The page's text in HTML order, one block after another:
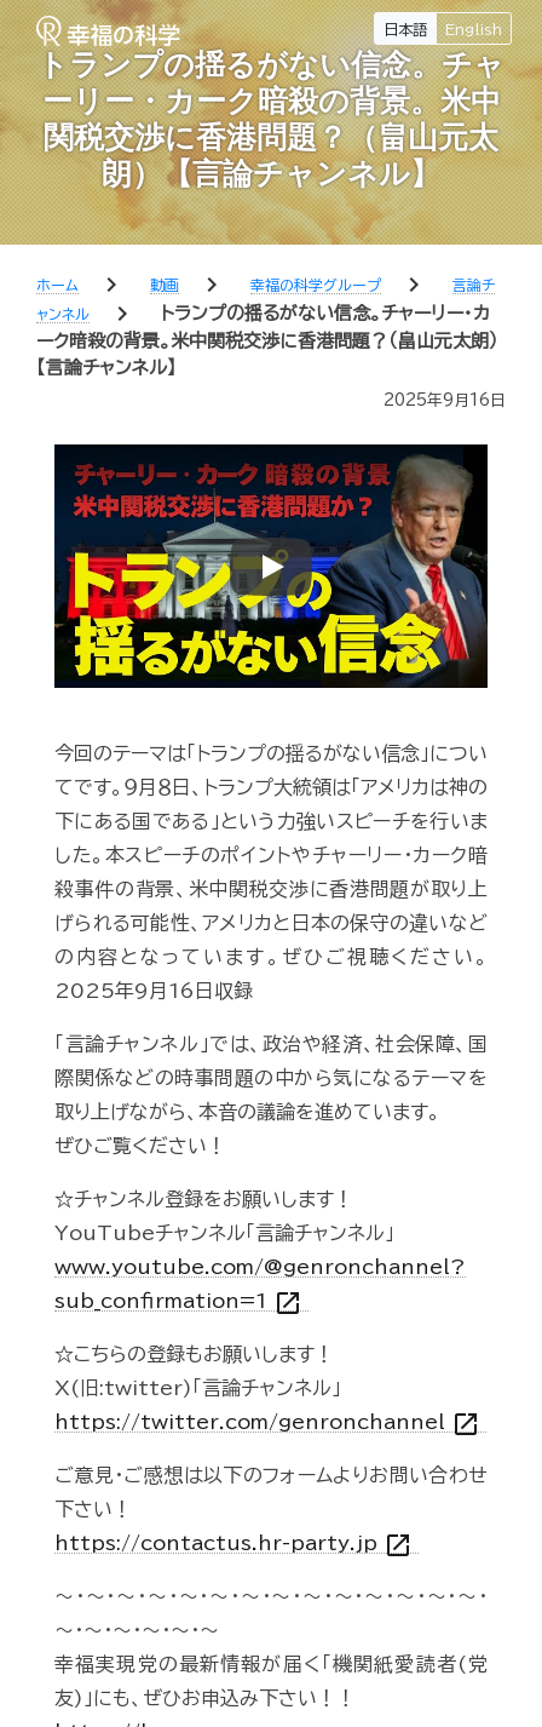
日本語 English
トランプの揺るがない信念。チャ
ーリー・カーク暗殺の背景。米中
関税交渉に香港問題？（畠山元太
朗）【言論チャンネル】
ホーム chevron_right 動画 chevron_right 幸福の科学グループ chevron_right
言論チ
ャンネル
chevron_right
トランプの揺るがない信念。チャーリー・カ
ーク暗殺の背景。米中関税交渉に香港問題？（畠山元太朗）
【言論チャンネル】
2025年9月16日
Play
今回のテーマは「トランプの揺るがない信念」につい
てです。９月８日、トランプ大統領は「アメリカは神の
下にある国である」という力強いスピーチを行いま
した。本スピーチのポイントやチャーリー・カーク暗
殺事件の背景、米中関税交渉に香港問題が取り上
げられる可能性、アメリカと日本の保守の違いなど
の内容となっています。ぜひご視聴ください。
2025年9月16日収録
「言論チャンネル」では、政治や経済、社会保障、国
際関係などの時事問題の中から気になるテーマを
取り上げながら、本音の議論を進めています。
ぜひご覧ください！
☆チャンネル登録をお願いします！
YouTubeチャンネル「言論チャンネル」
www.youtube.com/@genronchannel?
sub_confirmation=1 open_in_new
☆こちらの登録もお願いします！
X(旧:twitter)「言論チャンネル」
https://twitter.com/genronchannel open_in_new
ご意見・ご感想は以下のフォームよりお問い合わせ
下さい！
https://contactus.hr-party.jp open_in_new
～・～・～・～・～・～・～・～・～・～・～・～・～・～・
～・～・～・～・～・～
幸福実現党の最新情報が届く「機関紙愛読者(党
友)」にも、ぜひお申込み下さい！！